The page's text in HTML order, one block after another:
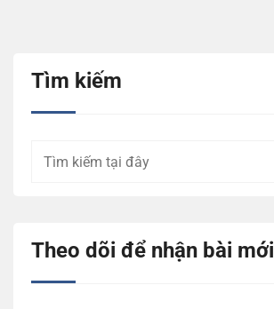
Tìm kiếm
Theo dõi để nhận bài mới